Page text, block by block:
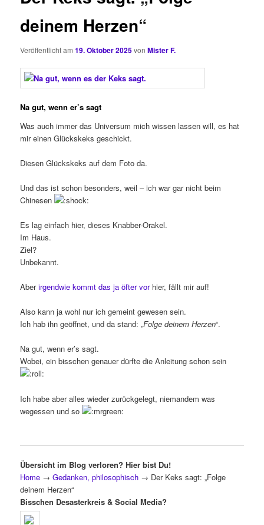
deinem Herzen“
Veröffentlicht am19. Oktober 2025vonMister F.
Na gut, wenn er’s sagt
Was auch immer das Universum mich wissen lassen will, es hat
mir einen Glückskeks geschickt.
Diesen Glückskeks auf dem Foto da.
Und das ist schon besonders, weil – ich war gar nicht beim
Chinesen
Es lag einfach hier, dieses Knabber-Orakel.
Im Haus.
Ziel?
Unbekannt.
Aberirgendwie kommt das ja öfter vorhier, fällt mir auf!
Also kann ja wohl nur ich gemeint gewesen sein.
Ich hab ihn geöffnet, und da stand: „Folge deinem Herzen“.
Na gut, wenn er’s sagt.
Wobei, ein bisschen genauer dürfte die Anleitung schon sein
Ich habe aber alles wieder zurückgelegt, niemandem was
wegessen und so
Übersicht im Blog verloren? Hier bist Du!
Home → Gedanken, philosophisch → Der Keks sagt: „Folge
deinem Herzen“
Bisschen Desasterkreis & Social Media?